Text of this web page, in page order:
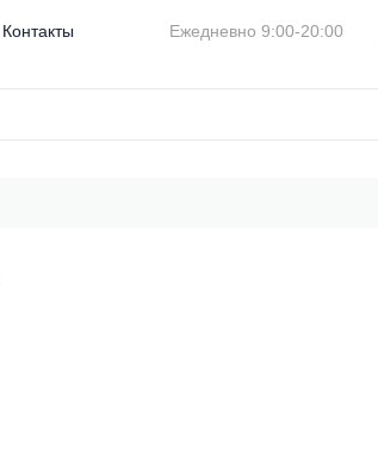
Контакты Ежедневно 9:00-20:00